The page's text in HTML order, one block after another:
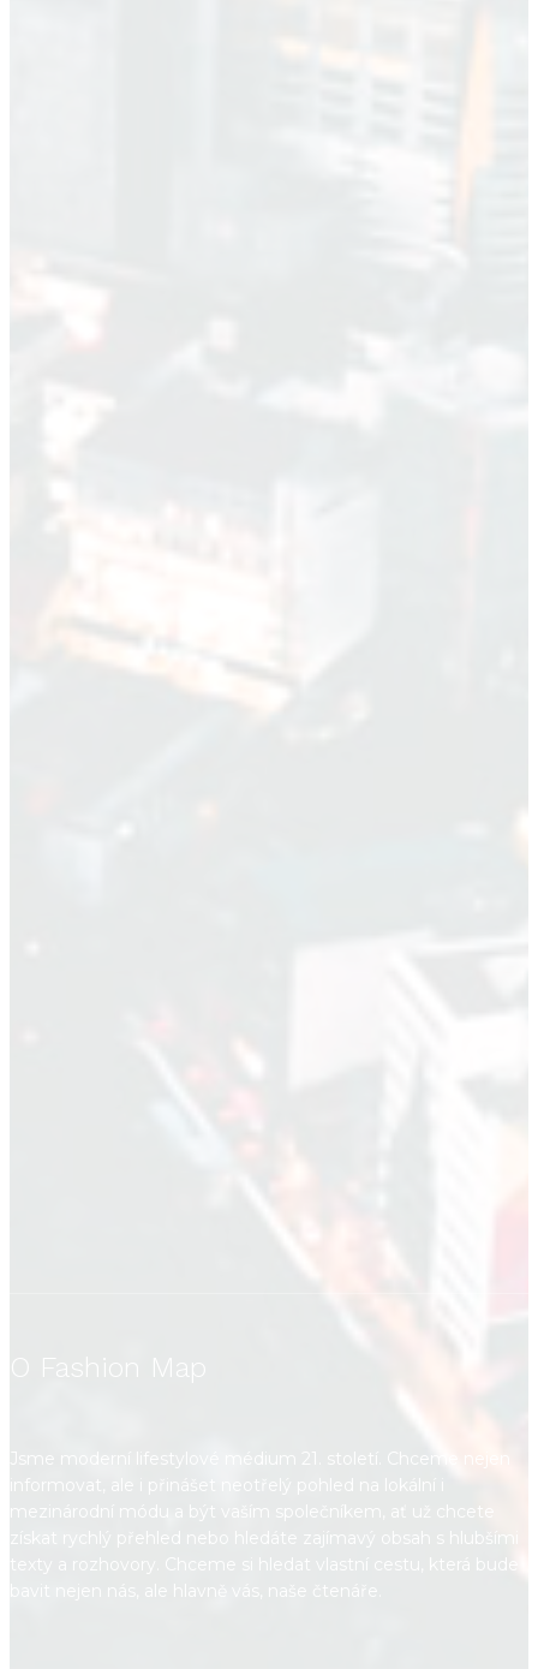
O Fashion Map
Jsme moderní lifestylové médium 21. století. Chceme nejen
informovat, ale i přinášet neotřelý pohled na lokální i
mezinárodní módu a být vaším společníkem, ať už chcete
získat rychlý přehled nebo hledáte zajímavý obsah s hlubšími
texty a rozhovory. Chceme si hledat vlastní cestu, která bude
bavit nejen nás, ale hlavně vás, naše čtenáře.